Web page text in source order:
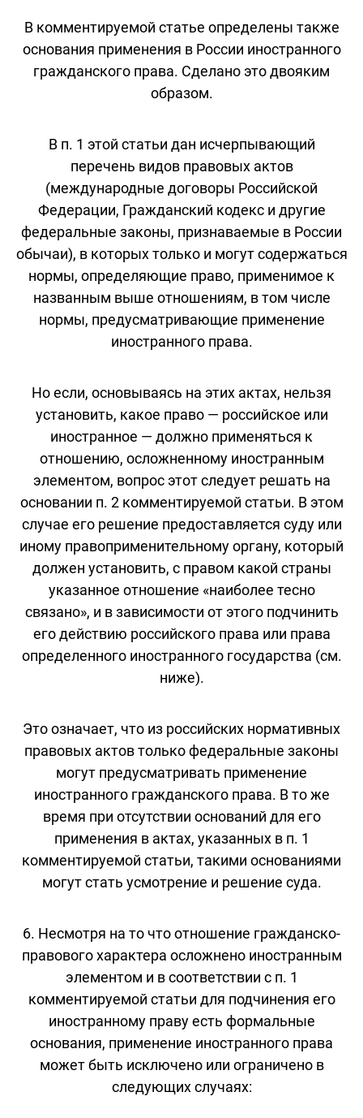
В комментируемой статье определены также
основания применения в России иностранного
гражданского права. Сделано это двояким
образом.
В п. 1 этой статьи дан исчерпывающий
перечень видов правовых актов
(международные договоры Российской
Федерации, Гражданский кодекс и другие
федеральные законы, признаваемые в России
обычаи), в которых только и могут содержаться
нормы, определяющие право, применимое к
названным выше отношениям, в том числе
нормы, предусматривающие применение
иностранного права.
Но если, основываясь на этих актах, нельзя
установить, какое право — российское или
иностранное — должно применяться к
отношению, осложненному иностранным
элементом, вопрос этот следует решать на
основании п. 2 комментируемой статьи. В этом
случае его решение предоставляется суду или
иному правоприменительному органу, который
должен установить, с правом какой страны
указанное отношение «наиболее тесно
связано», и в зависимости от этого подчинить
его действию российского права или права
определенного иностранного государства (см.
ниже).
Это означает, что из российских нормативных
правовых актов только федеральные законы
могут предусматривать применение
иностранного гражданского права. В то же
время при отсутствии оснований для его
применения в актах, указанных в п. 1
комментируемой статьи, такими основаниями
могут стать усмотрение и решение суда.
6. Несмотря на то что отношение гражданско-
правового характера осложнено иностранным
элементом и в соответствии с п. 1
комментируемой статьи для подчинения его
иностранному праву есть формальные
основания, применение иностранного права
может быть исключено или ограничено в
следующих случаях: